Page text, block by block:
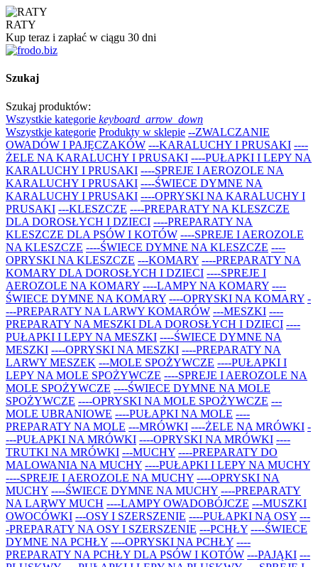
RATY
Kup teraz i zapłać w ciągu 30 dni
Szukaj
Szukaj produktów:
Wszystkie kategorie keyboard_arrow_down
Wszystkie kategorie Produkty w sklepie --ZWALCZANIE
OWADÓW I PAJĘCZAKÓW ---KARALUCHY I PRUSAKI ----
ŻELE NA KARALUCHY I PRUSAKI ----PUŁAPKI I LEPY NA
KARALUCHY I PRUSAKI ----SPREJE I AEROZOLE NA
KARALUCHY I PRUSAKI ----ŚWIECE DYMNE NA
KARALUCHY I PRUSAKI ----OPRYSKI NA KARALUCHY I
PRUSAKI ---KLESZCZE ----PREPARATY NA KLESZCZE
DLA DOROSŁYCH I DZIECI ----PREPARATY NA
KLESZCZE DLA PSÓW I KOTÓW ----SPREJE I AEROZOLE
NA KLESZCZE ----ŚWIECE DYMNE NA KLESZCZE ----
OPRYSKI NA KLESZCZE ---KOMARY ----PREPARATY NA
KOMARY DLA DOROSŁYCH I DZIECI ----SPREJE I
AEROZOLE NA KOMARY ----LAMPY NA KOMARY ----
ŚWIECE DYMNE NA KOMARY ----OPRYSKI NA KOMARY -
---PREPARATY NA LARWY KOMARÓW ---MESZKI ----
PREPARATY NA MESZKI DLA DOROSŁYCH I DZIECI ----
PUŁAPKI I LEPY NA MESZKI ----ŚWIECE DYMNE NA
MESZKI ----OPRYSKI NA MESZKI ----PREPARATY NA
LARWY MESZEK ---MOLE SPOŻYWCZE ----PUŁAPKI I
LEPY NA MOLE SPOŻYWCZE ----SPREJE I AEROZOLE NA
MOLE SPOŻYWCZE ----ŚWIECE DYMNE NA MOLE
SPOŻYWCZE ----OPRYSKI NA MOLE SPOŻYWCZE ---
MOLE UBRANIOWE ----PUŁAPKI NA MOLE ----
PREPARATY NA MOLE ---MRÓWKI ----ŻELE NA MRÓWKI -
---PUŁAPKI NA MRÓWKI ----OPRYSKI NA MRÓWKI ----
TRUTKI NA MRÓWKI ---MUCHY ----PREPARATY DO
MALOWANIA NA MUCHY ----PUŁAPKI I LEPY NA MUCHY
----SPREJE I AEROZOLE NA MUCHY ----OPRYSKI NA
MUCHY ----ŚWIECE DYMNE NA MUCHY ----PREPARATY
NA LARWY MUCH ----LAMPY OWADOBÓJCZE ---MUSZKI
OWOCÓWKI ---OSY I SZERSZENIE ----PUŁAPKI NA OSY ---
-PREPARATY NA OSY I SZERSZENIE ---PCHŁY ----ŚWIECE
DYMNE NA PCHŁY ----OPRYSKI NA PCHŁY ----
PREPARATY NA PCHŁY DLA PSÓW I KOTÓW ---PAJĄKI ---